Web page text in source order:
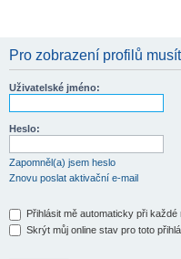
Pro zobrazení profilů
Uživatelské jméno:
Heslo:
Zapomněl(a) jsem heslo
Znovu poslat aktivační e-mail
Přihlásit mě automaticky při každé
Skrýt můj online stav pro toto